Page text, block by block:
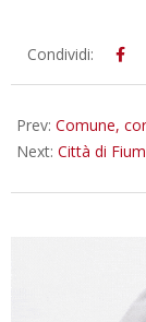
2013-
Condividi:
Prev: Comune,
Next: Città di